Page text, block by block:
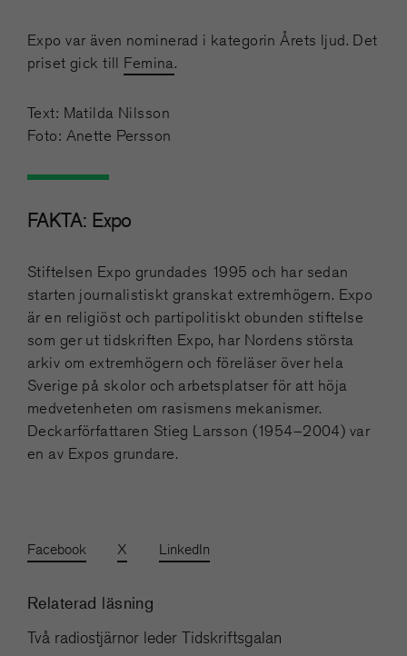
Expo var även nominerad i kategorin Årets ljud. Det
priset gick till Femina.
Text: Matilda Nilsson
Foto: Anette Persson
FAKTA: Expo
Stiftelsen Expo grundades 1995 och har sedan
starten journalistiskt granskat extremhögern. Expo
är en religiöst och partipolitiskt obunden stiftelse
som ger ut tidskriften Expo, har Nordens största
arkiv om extremhögern och föreläser över hela
Sverige på skolor och arbetsplatser för att höja
medvetenheten om rasismens mekanismer.
Deckarförfattaren Stieg Larsson (1954–2004) var
en av Expos grundare.
Facebook X LinkedIn
Relaterad läsning
Två radiostjärnor leder Tidskriftsgalan